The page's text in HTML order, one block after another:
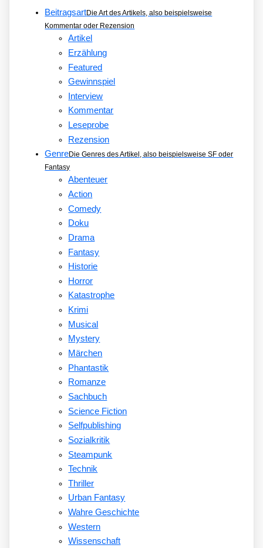
BeitragsartDie Art des Artikels, also beispielsweise
Kommentar oder Rezension
Artikel
Erzählung
Featured
Gewinnspiel
Interview
Kommentar
Leseprobe
Rezension
GenreDie Genres des Artikel, also beispielsweise SF oder
Fantasy
Abenteuer
Action
Comedy
Doku
Drama
Fantasy
Historie
Horror
Katastrophe
Krimi
Musical
Mystery
Märchen
Phantastik
Romanze
Sachbuch
Science Fiction
Selfpublishing
Sozialkritik
Steampunk
Technik
Thriller
Urban Fantasy
Wahre Geschichte
Western
Wissenschaft